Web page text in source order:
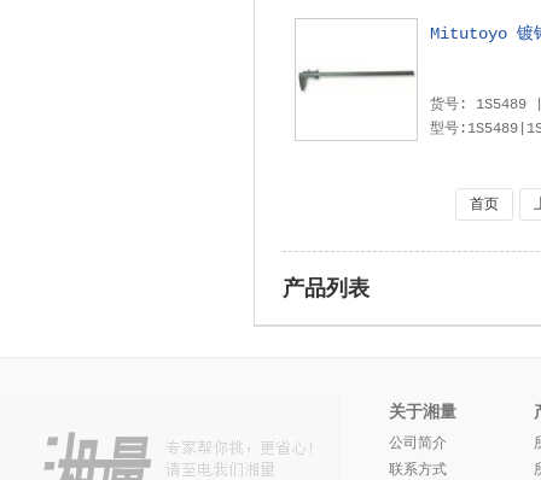
Mitutoyo 镀
型号
首页
产品列表
关于湘量
公司简介
联系方式